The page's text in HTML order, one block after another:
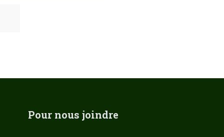
Pour nous joindre